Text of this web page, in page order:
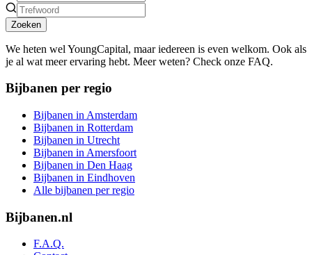
Zoeken
We heten wel YoungCapital, maar iedereen is even welkom. Ook als
je al wat meer ervaring hebt. Meer weten? Check onze FAQ.
Bijbanen per regio
Bijbanen in Amsterdam
Bijbanen in Rotterdam
Bijbanen in Utrecht
Bijbanen in Amersfoort
Bijbanen in Den Haag
Bijbanen in Eindhoven
Alle bijbanen per regio
Bijbanen.nl
F.A.Q.